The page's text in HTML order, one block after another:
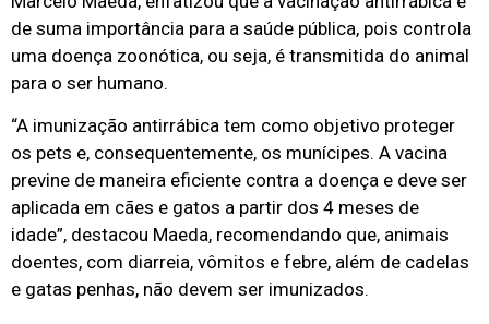
de suma importância para a saúde pública, pois controla
uma doença zoonótica, ou seja, é transmitida do animal
para o ser humano.
“A imunização antirrábica tem como objetivo proteger
os pets e, consequentemente, os munícipes. A vacina
previne de maneira eficiente contra a doença e deve ser
aplicada em cães e gatos a partir dos 4 meses de
idade”, destacou Maeda, recomendando que, animais
doentes, com diarreia, vômitos e febre, além de cadelas
e gatas penhas, não devem ser imunizados.